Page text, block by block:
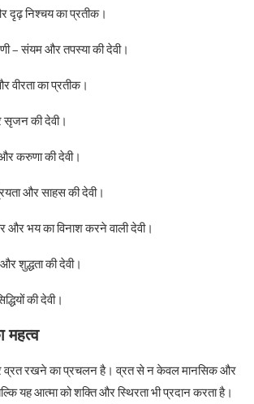
दृढ़ निश्चय का प्रतीक।
– संयम और तपस्या की देवी।
वीरता का प्रतीक।
सृजन की देवी।
करुणा की देवी।
और साहस की देवी।
और भय का विनाश करने वाली देवी।
शुद्धता की देवी।
की देवी।
महत्व
व्रत रखने का प्रचलन है। व्रत से न केवल मानसिक और
बल्कि यह आत्मा को शक्ति और स्थिरता भी प्रदान करता है।